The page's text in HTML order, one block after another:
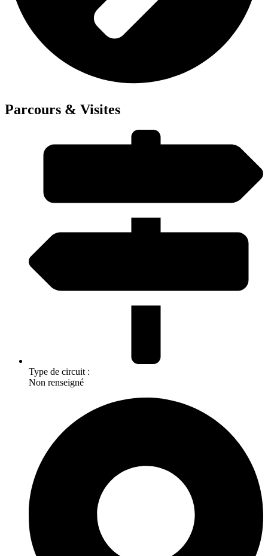
Parcours & Visites
Type de circuit :
Non renseigné